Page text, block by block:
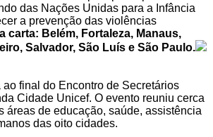
das Nações Unidas para a Infância
a prevenção das violências
carta: Belém, Fortaleza, Manaus,
Salvador, São Luís e São Paulo.
final do Encontro de Secretários
Cidade Unicef. O evento reuniu cerca
áreas de educação, saúde, assistência
das oito cidades.